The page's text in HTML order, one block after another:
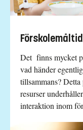
Det finns mycket
vad händer
tillsammans?
resurser
interaktion inom